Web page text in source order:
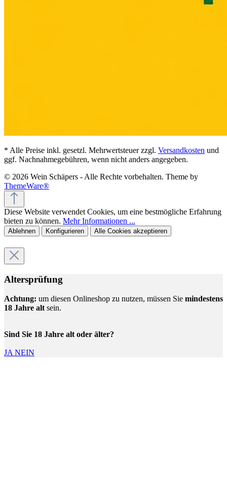
* Alle Preise inkl. gesetzl. Mehrwertsteuer zzgl. Versandkosten und
ggf. Nachnahmegebühren, wenn nicht anders angegeben.
© 2026 Wein Schäpers - Alle Rechte vorbehalten. Theme by
ThemeWare®
Diese Website verwendet Cookies, um eine bestmögliche Erfahrung
bieten zu können. Mehr Informationen ...
Ablehnen Konfigurieren Alle Cookies akzeptieren
Altersprüfung
Achtung: um diesen Onlineshop zu nutzen, müssen Sie mindestens
18 Jahre altsein.
Sind Sie 18 Jahre alt oder älter?
JANEIN